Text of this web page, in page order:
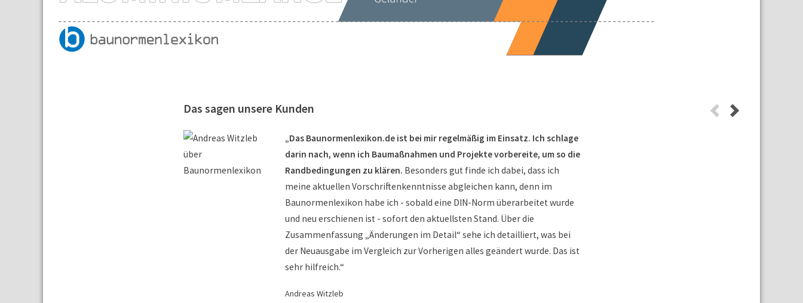
Das sagen unsere Kunden
„Das Baunormenlexikon.de ist bei mir regelmäßig im Einsatz. Ich schlage
darin nach, wenn ich Baumaßnahmen und Projekte vorbereite, um so die
Randbedingungen zu klären. Besonders gut finde ich dabei, dass ich
meine aktuellen Vorschriftenkenntnisse abgleichen kann, denn im
Baunormenlexikon habe ich - sobald eine DIN-Norm überarbeitet wurde
und neu erschienen ist - sofort den aktuellsten Stand. Über die
Zusammenfassung „Änderungen im Detail“ sehe ich detailliert, was bei
der Neuausgabe im Vergleich zur Vorherigen alles geändert wurde. Das ist
sehr hilfreich.“
Andreas Witzleb